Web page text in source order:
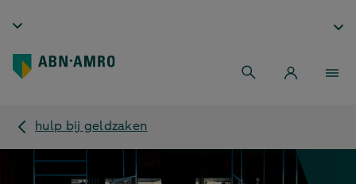
hulp bij geldzaken